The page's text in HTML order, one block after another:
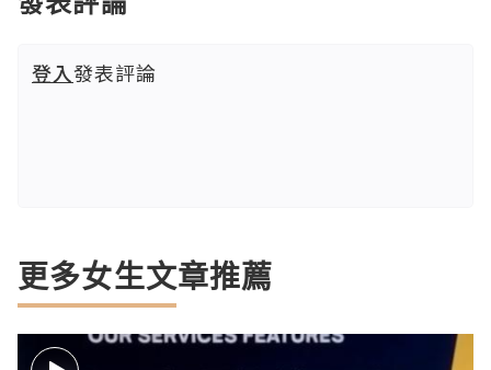
登入發表評論
更多女生文章推薦